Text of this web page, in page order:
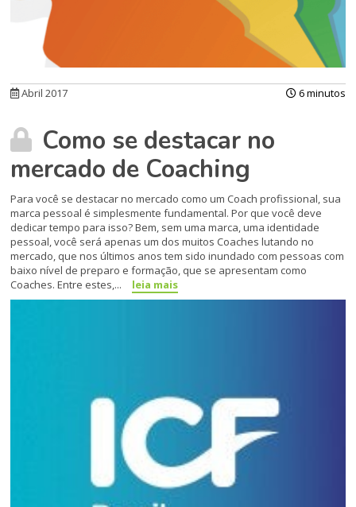
Abril 2017 6 minutos
Como se destacar no
mercado de Coaching
Para você se destacar no mercado como um Coach profissional, sua
marca pessoal é simplesmente fundamental. Por que você deve
dedicar tempo para isso? Bem, sem uma marca, uma identidade
pessoal, você será apenas um dos muitos Coaches lutando no
mercado, que nos últimos anos tem sido inundado com pessoas com
baixo nível de preparo e formação, que se apresentam como
Coaches. Entre estes,...
leia mais